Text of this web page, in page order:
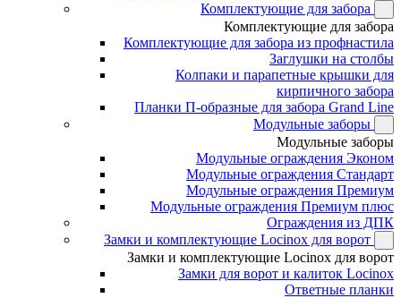
Комплектующие для забора
Комплектующие для забора
Комплектующие для забора из профнастила
Заглушки на столбы
Колпаки и парапетные крышки для
кирпичного забора
Планки П-образные для забора Grand Line
Модульные заборы
Модульные заборы
Модульные ограждения Эконом
Модульные ограждения Стандарт
Модульные ограждения Премиум
Модульные ограждения Премиум плюс
Ограждения из ДПК
Замки и комплектующие Locinox для ворот
Замки и комплектующие Locinox для ворот
Замки для ворот и калиток Locinox
Ответные планки